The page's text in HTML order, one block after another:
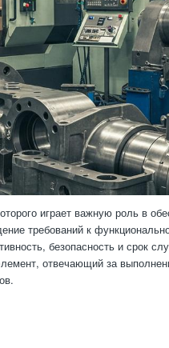
играет важную роль в
требований к
безопасность и срок
отвечающий за